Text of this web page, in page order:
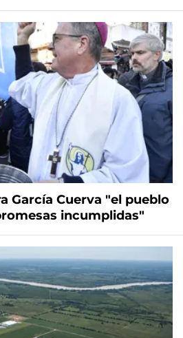
García Cuerva "el pueblo
incumplidas"